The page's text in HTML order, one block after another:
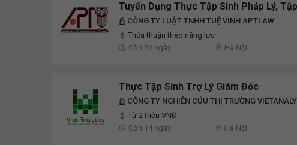
Tuyển Dụng Thực Tập Sinh Pháp Lý,
CÔNG TY LUẬT TNHH TUỆ VINH APTLAW
Thỏa thuận theo năng lực
Còn 26 ngày
Hà Nội
Thực Tập Sinh Trợ Lý Giám Đốc
CÔNG TY NGHIÊN CỨU THỊ TRƯỜNG
Từ 2 triệu VNĐ
Còn 14 ngày
Hà Nội